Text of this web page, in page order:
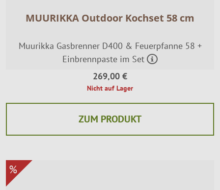
MUURIKKA Outdoor Kochset 58 cm
Muurikka Gasbrenner D400 & Feuerpfanne 58 +
Einbrennpaste im Set
269,00 €
Nicht auf Lager
ZUM PRODUKT
%